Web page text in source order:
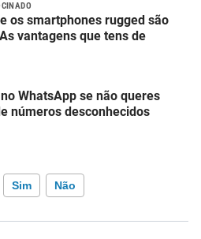
os smartphones rugged são
vantagens que tens de
WhatsApp se não queres
números desconhecidos
Sim Não
incorreta